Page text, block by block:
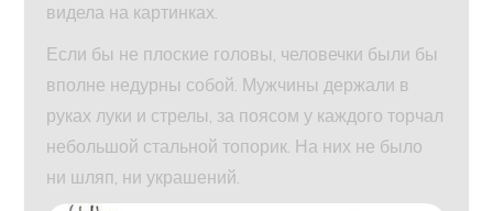
видела на картинках.
Если бы не плоские головы, человечки были бы
вполне недурны собой. Мужчины держали в
руках луки и стрелы, за поясом у каждого торчал
небольшой стальной топорик. На них не было
ни шляп, ни украшений.